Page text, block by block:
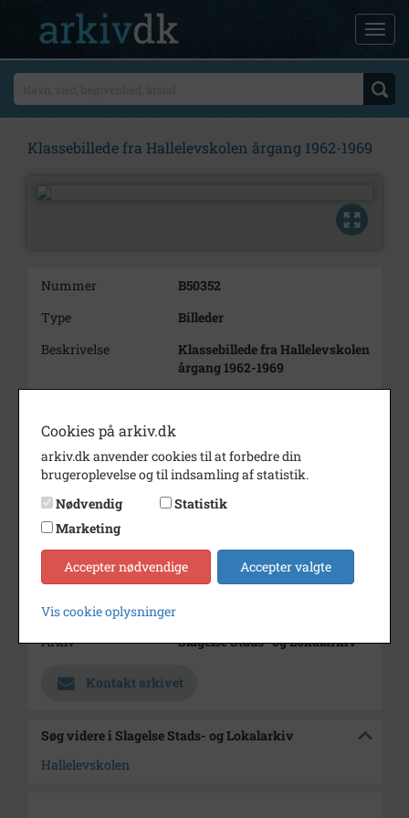
Klassebillede fra Hallelevskolen årgang 1962-1969
Nummer
B50352
Type
Billeder
Beskrivelse
Klassebillede fra Hallelevskolen
årgang 1962-1969
Årstal
Dateringsnote
1962
Fotograf
Ukendt
Se på kort
Type
Sogn (1000-2050)
Arkiv
Slagelse Stads- og Lokalarkiv
Kontakt arkivet
Søg videre i Slagelse Stads- og Lokalarkiv
Hallelevskolen
Cookies på arkiv.dk
arkiv.dk anvender cookies til at forbedre din
brugeroplevelse og til indsamling af statistik.
Nødvendig
Statistik
Marketing
Accepter nødvendige Accepter valgte
Vis cookie oplysninger